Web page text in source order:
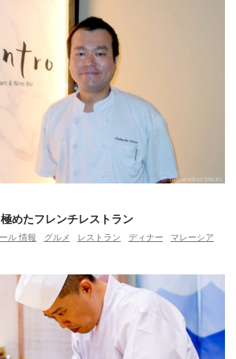
めたフレンチレストラン
ル 情報 グルメ レストラン ディナー
マレーシア